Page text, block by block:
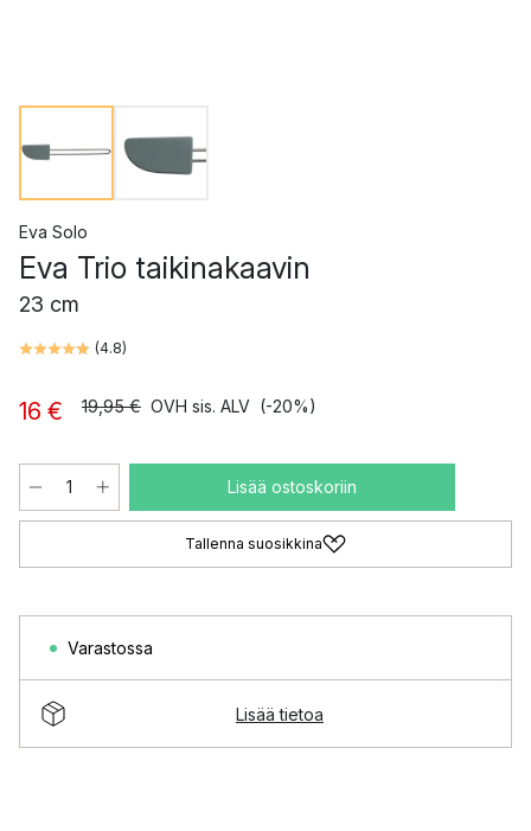
Eva Solo
Eva Trio taikinakaavin
23 cm
(4.8)
16 € 19,95 € OVH sis. ALV (-20%)
Lisää ostoskoriin
Tallenna suosikkina
Varastossa
Lisää tietoa